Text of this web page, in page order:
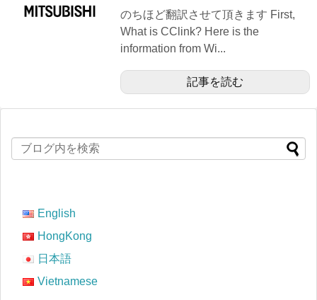
のちほど翻訳させて頂きます First,
What is CClink? Here is the
information from Wi...
記事を読む
English
HongKong
日本語
Vietnamese